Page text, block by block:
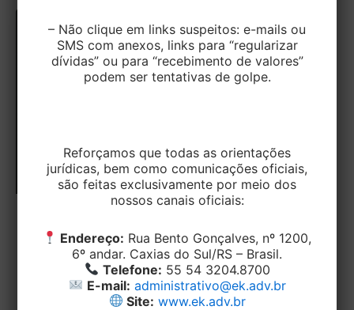
Receita publica Programa de
Autorregularização relacionada às
subvenções, com descontos de até
– Não clique em links suspeitos: e-mails ou
SMS com anexos, links para “regularizar
dívidas” ou para “recebimento de valores”
podem ser tentativas de golpe.
Reforçamos que todas as orientações
jurídicas, bem como comunicações oficiais,
são feitas exclusivamente por meio dos
nossos canais oficiais:
Endereço: Rua Bento Gonçalves, nº 1200,
6º andar. Caxias do Sul/RS – Brasil.
Telefone: 55 54 3204.8700
E-mail: administrativo@ek.adv.br
Site: www.ek.adv.br